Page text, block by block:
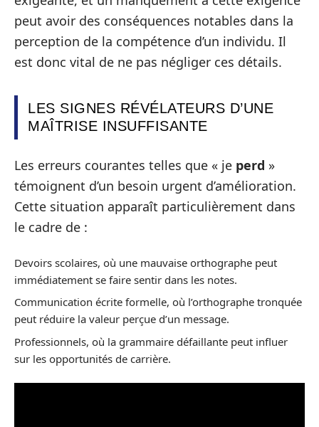
peut avoir des conséquences notables dans la
perception de la compétence d’un individu. Il
est donc vital de ne pas négliger ces détails.
LES SIGNES RÉVÉLATEURS D’UNE
MAÎTRISE INSUFFISANTE
Les erreurs courantes telles que « je perd »
témoignent d’un besoin urgent d’amélioration.
Cette situation apparaît particulièrement dans
le cadre de :
Devoirs scolaires, où une mauvaise orthographe peut
immédiatement se faire sentir dans les notes.
Communication écrite formelle, où l’orthographe tronquée
peut réduire la valeur perçue d’un message.
Professionnels, où la grammaire défaillante peut influer
sur les opportunités de carrière.